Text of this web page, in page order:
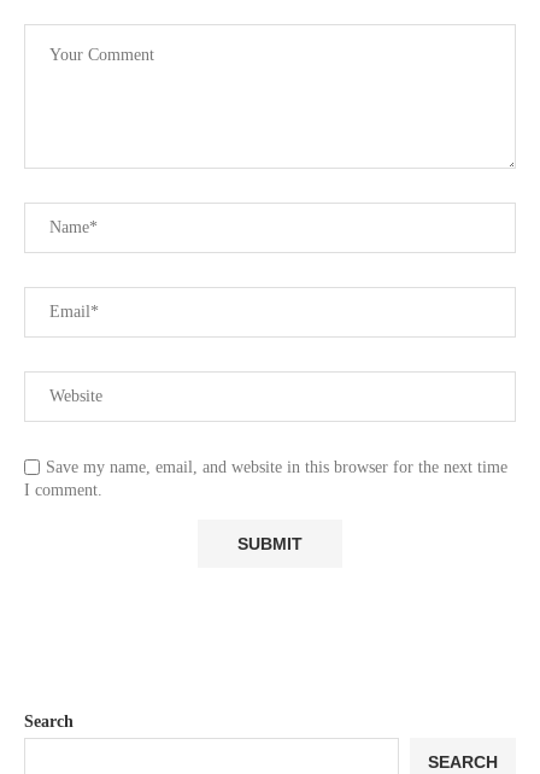
Save my name, email, and website in this browser for the next time
I comment.
Search
SEARCH